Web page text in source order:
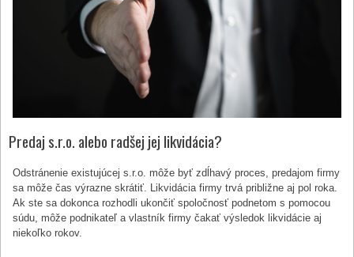
Predaj s.r.o. alebo radšej jej likvidácia?
Odstránenie existujúcej s.r.o. môže byť zdĺhavý proces, predajom firmy
sa môže čas výrazne skrátiť. Likvidácia firmy trvá približne aj pol roka.
Ak ste sa dokonca rozhodli ukončiť spoločnosť podnetom s pomocou
súdu, môže podnikateľ a vlastník firmy čakať výsledok likvidácie aj
niekoľko rokov.